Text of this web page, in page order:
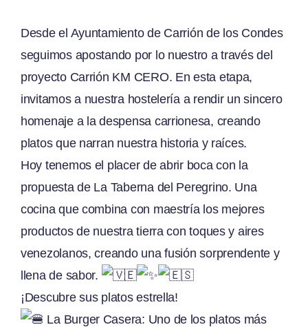
Desde el Ayuntamiento de Carrión de los Condes
seguimos apostando por lo nuestro a través del
proyecto Carrión KM CERO. En esta etapa,
invitamos a nuestra hostelería a rendir un sincero
homenaje a la despensa carrionesa, creando
platos que narran nuestra historia y raíces.
Hoy tenemos el placer de abrir boca con la
propuesta de La Taberna del Peregrino. Una
cocina que combina con maestría los mejores
productos de nuestra tierra con toques y aires
venezolanos, creando una fusión sorprendente y
llena de sabor.
¡Descubre sus platos estrella!
La Burger Casera: Uno de los platos más